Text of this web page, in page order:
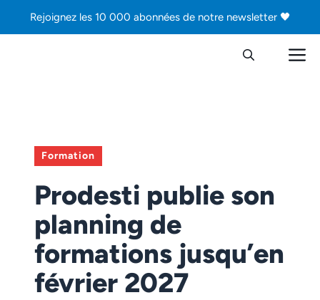
Rejoignez les 10 000 abonnées de notre newsletter 🖤
Formation
Prodesti publie son
planning de
formations jusqu’en
février 2027